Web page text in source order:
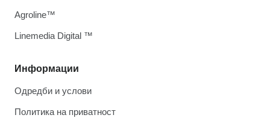
Информации
Одредби и услови
Политика на приватност
Agroline™
Linemedia Digital ™